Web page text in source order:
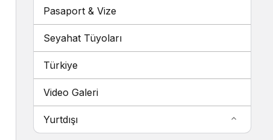
Pasaport & Vize
Seyahat Tüyoları
Türkiye
Video Galeri
Yurtdışı